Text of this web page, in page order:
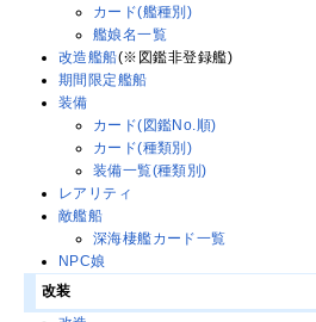
カード(艦種別)
艦娘名一覧
改造艦船(※図鑑非登録艦)
期間限定艦船
装備
カード(図鑑No.順)
カード(種類別)
装備一覧(種類別)
レアリティ
敵艦船
深海棲艦カード一覧
NPC娘
改装